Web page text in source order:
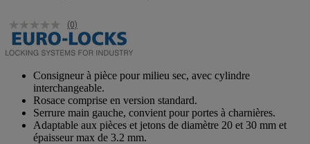
(0)
Consigneur à pièce pour milieu sec, avec cylindre
interchangeable.
Rosace comprise en version standard.
Serrure main gauche, convient pour portes à charnières.
Adaptable aux pièces et jetons de diamètre 20 et 30 mm et
épaisseur max de 3.2 mm.